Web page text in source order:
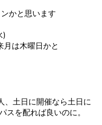
かと思います
)
は木曜日かと
、土日に開催なら土日に
スを配れば良いのに。